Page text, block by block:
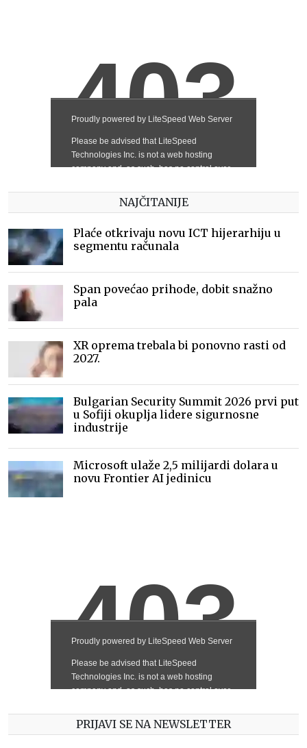
NAJČITANIJE
Plaće otkrivaju novu ICT hijerarhiju u
segmentu računala
Span povećao prihode, dobit snažno
pala
XR oprema trebala bi ponovno rasti od
2027.
Bulgarian Security Summit 2026 prvi put
u Sofiji okuplja lidere sigurnosne
industrije
Microsoft ulaže 2,5 milijardi dolara u
novu Frontier AI jedinicu
PRIJAVI SE NA NEWSLETTER